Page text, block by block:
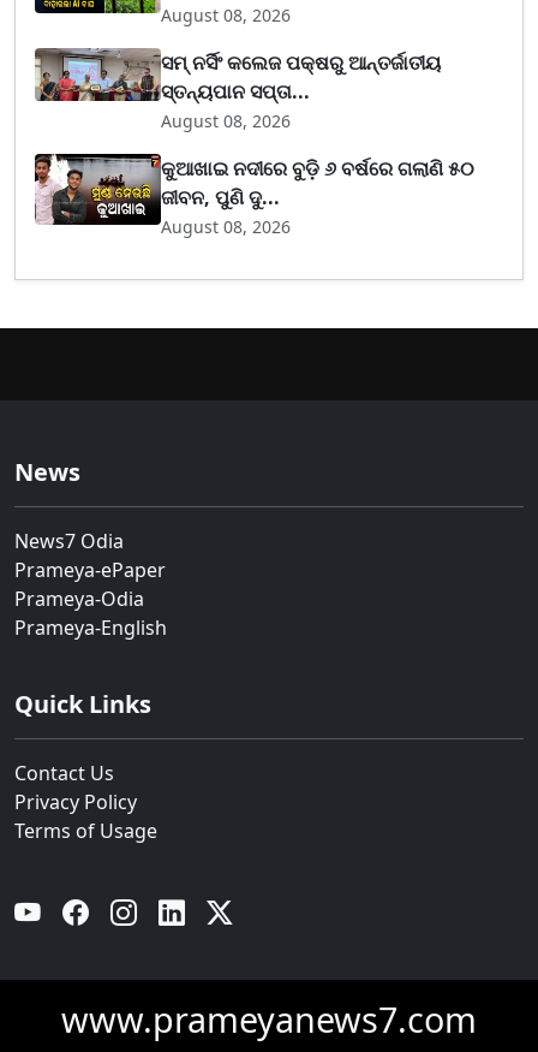
August 08, 2026
ସମ୍ ନର୍ସିଂ କଲେଜ ପକ୍ଷରୁ ଆନ୍ତର୍ଜାତୀୟ
ସ୍ତନ୍ୟପାନ ସପ୍ତା...
August 08, 2026
କୁଆଖାଇ ନଦୀରେ ବୁଡ଼ି ୬ ବର୍ଷରେ ଗଲାଣି ୫୦
ଜୀବନ, ପୁଣି ଦୁ...
August 08, 2026
News
News7 Odia
Prameya-ePaper
Prameya-Odia
Prameya-English
Quick Links
Contact Us
Privacy Policy
Terms of Usage
YouTube Facebook Instagram Linkedin
www.prameyanews7.com